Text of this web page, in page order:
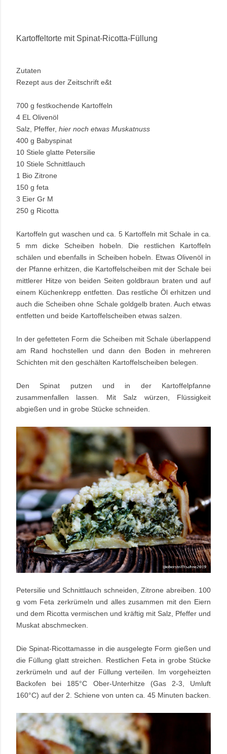
Kartoffeltorte mit Spinat-Ricotta-Füllung
Zutaten
Rezept aus der Zeitschrift e&t
700 g festkochende Kartoffeln
4 EL Olivenöl
Salz, Pfeffer, hier noch etwas Muskatnuss
400 g Babyspinat
10 Stiele glatte Petersilie
10 Stiele Schnittlauch
1 Bio Zitrone
150 g feta
3 Eier Gr M
250 g Ricotta
Kartoffeln gut waschen und ca. 5 Kartoffeln mit Schale in ca.
5 mm dicke Scheiben hobeln. Die restlichen Kartoffeln
schälen und ebenfalls in Scheiben hobeln. Etwas Olivenöl in
der Pfanne erhitzen, die Kartoffelscheiben mit der Schale bei
mittlerer Hitze von beiden Seiten goldbraun braten und auf
einem Küchenkrepp entfetten. Das restliche Öl erhitzen und
auch die Scheiben ohne Schale goldgelb braten. Auch etwas
entfetten und beide Kartoffelscheiben etwas salzen.
In der gefetteten Form die Scheiben mit Schale überlappend
am Rand hochstellen und dann den Boden in mehreren
Schichten mit den geschälten Kartoffelscheiben belegen.
Den Spinat putzen und in der Kartoffelpfanne
zusammenfallen lassen. Mit Salz würzen, Flüssigkeit
abgießen und in grobe Stücke schneiden.
Petersilie und Schnittlauch schneiden, Zitrone abreiben. 100
g vom Feta zerkrümeln und alles zusammen mit den Eiern
und dem Ricotta vermischen und kräftig mit Salz, Pfeffer und
Muskat abschmecken.
Die Spinat-Ricottamasse in die ausgelegte Form gießen und
die Füllung glatt streichen. Restlichen Feta in grobe Stücke
zerkrümeln und auf der Füllung verteilen. Im vorgeheizten
Backofen bei 185°C Ober-Unterhitze (Gas 2-3, Umluft
160°C) auf der 2. Schiene von unten ca. 45 Minuten backen.